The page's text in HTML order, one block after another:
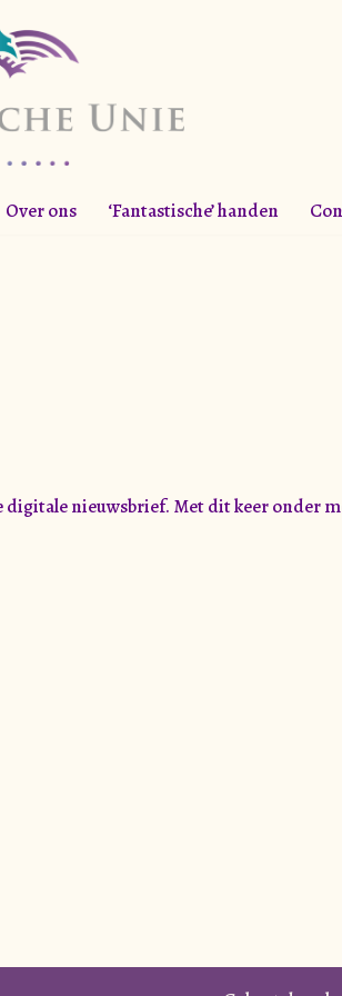
Over ons ‘Fantastische’ handen
nieuwsbrief. Met dit keer onder